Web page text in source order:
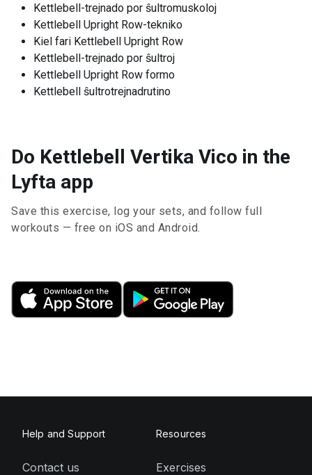
Kettlebell-trejnado por ŝultromuskoloj
Kettlebell Upright Row-tekniko
Kiel fari Kettlebell Upright Row
Kettlebell-trejnado por ŝultroj
Kettlebell Upright Row formo
Kettlebell ŝultrotrejnadrutino
Do Kettlebell Vertika Vico in the
Lyfta app
Save this exercise, log your sets, and follow full
workouts — free on iOS and Android.
Help and Support
Contact us
Resources
Exercises